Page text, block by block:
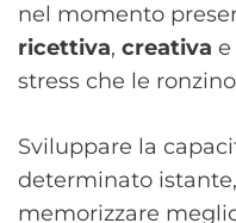
nel momento
ricettiva, creativa e
stress che le
Sviluppare la
determinato
memorizzare